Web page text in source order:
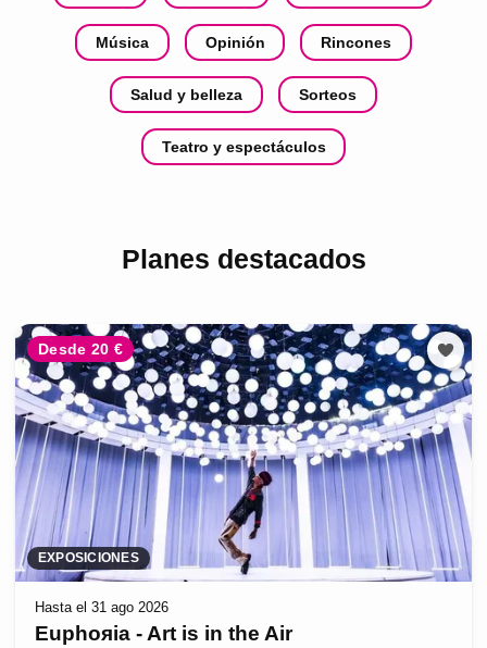
Música Opinión Rincones
Salud y belleza Sorteos
Teatro y espectáculos
Planes destacados
Desde 20 €
EXPOSICIONES
Hasta el 31 ago 2026
Euphoяia - Art is in the Air